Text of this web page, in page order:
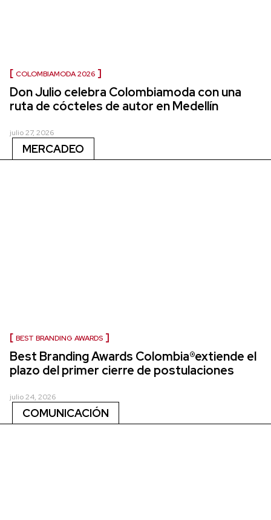
COLOMBIAMODA 2026
Don Julio celebra Colombiamoda con una
ruta de cócteles de autor en Medellín
julio 27, 2026
MERCADEO
BEST BRANDING AWARDS
Best Branding Awards Colombia®extiende el
plazo del primer cierre de postulaciones
julio 24, 2026
COMUNICACIÓN